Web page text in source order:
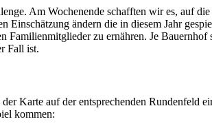
Am Wochenende schafften wir es, auf
ändern die in diesem Jahr
zu ernähren. Je Bauernhof
Fall ist.
Karte auf der entsprechenden Rundenfeld
kommen: